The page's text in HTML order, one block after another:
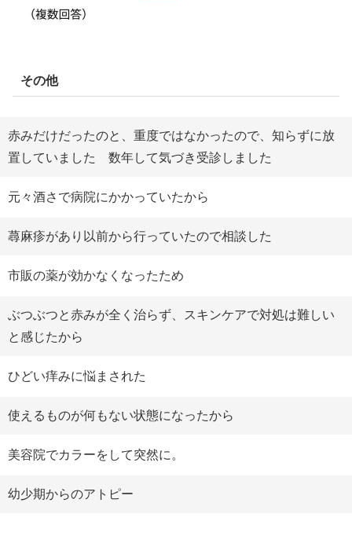
その他
赤みだけだったのと、重度ではなかったので、知らずに放
置していました 数年して気づき受診しました
元々酒さで病院にかかっていたから
蕁麻疹があり以前から行っていたので相談した
市販の薬が効かなくなったため
ぶつぶつと赤みが全く治らず、スキンケアで対処は難しい
と感じたから
ひどい痒みに悩まされた
使えるものが何もない状態になったから
美容院でカラーをして突然に。
幼少期からのアトピー